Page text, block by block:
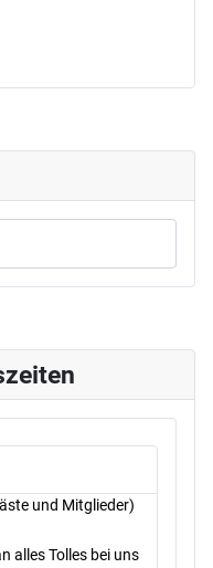
und Mitglieder)
alles Tolles bei uns